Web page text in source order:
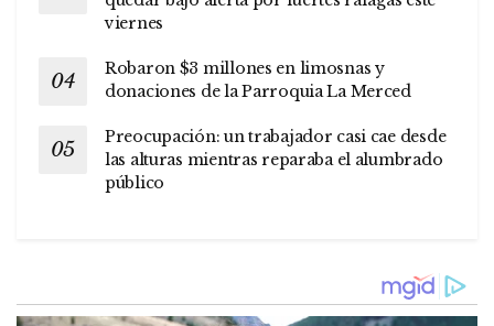
viernes
Robaron $3 millones en limosnas y
donaciones de la Parroquia La Merced
Preocupación: un trabajador casi cae desde
las alturas mientras reparaba el alumbrado
público